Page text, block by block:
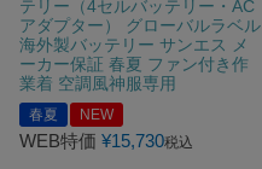
テリー（4セルバッテリー・AC
アダプター） グローバルラベル
海外製バッテリー サンエス メ
ーカー保証 春夏 ファン付き作
業着 空調風神服専用
春夏 NEW
WEB特価 ¥15,730税込